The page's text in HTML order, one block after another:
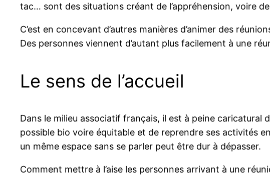
tac… sont des situations créant de l’appréhension, voire
C’est en concevant d’autres manières d’animer des
Des personnes viennent d’autant plus facilement à une
Le sens de l’accueil
Dans le milieu associatif français, il est à peine caricatural
possible bio voire équitable et de reprendre ses activités
un même espace sans se parler peut être dur à dépasser.
Comment mettre à l’aise les personnes arrivant à une